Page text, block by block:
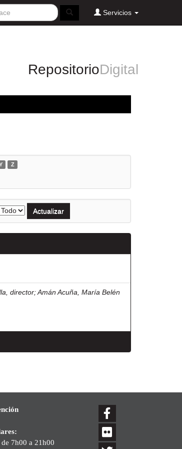
Servicios
RepositorioDigital
Z
director;Amán Acuña, María Belén
7h00 a 21h00